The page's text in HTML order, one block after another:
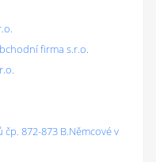
firma s.r.o.
872-873 B.Němcové v